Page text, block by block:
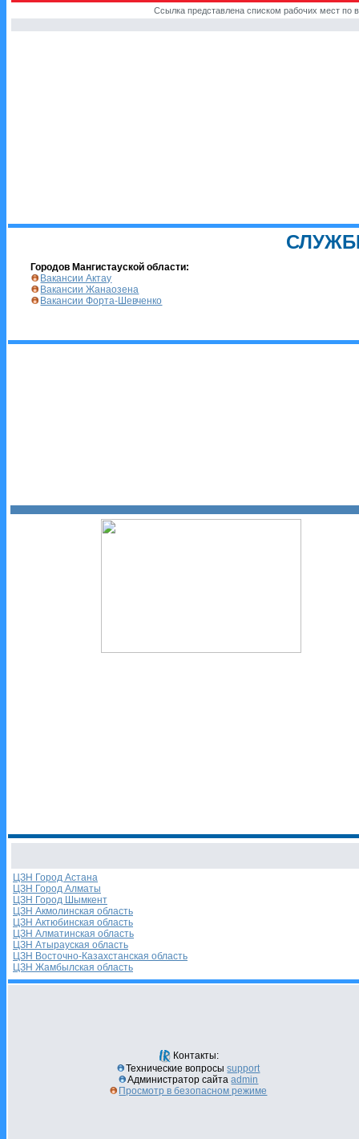
Ссылка представлена списком рабочих мест по
Городов Мангистауской области:
Вакансии Актау
Вакансии Жанаозена
Вакансии Форта-Шевченко
ЦЗН Город Астана
ЦЗН Город Алматы
ЦЗН Город Шымкент
ЦЗН Акмолинская область
ЦЗН Актюбинская область
ЦЗН Алматинская область
ЦЗН Атырауская область
ЦЗН Восточно-Казахстанская область
ЦЗН Жамбылская область
Контакты:
Технические вопросыsupport
Администратор сайтаadmin
Просмотр в безопасном режиме